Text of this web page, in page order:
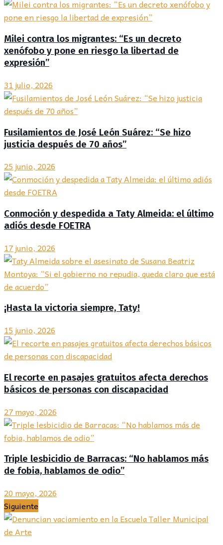
Milei contra los migrantes: “Es un decreto
xenófobo y pone en riesgo la libertad de
expresión”
31 julio, 2026
Fusilamientos de José León Suárez: “Se hizo
justicia después de 70 años”
25 junio, 2026
Conmoción y despedida a Taty Almeida: el último
adiós desde FOETRA
17 junio, 2026
¡Hasta la victoria siempre, Taty!
15 junio, 2026
El recorte en pasajes gratuitos afecta derechos
básicos de personas con discapacidad
27 mayo, 2026
Triple lesbicidio de Barracas: “No hablamos más
de fobia, hablamos de odio”
20 mayo, 2026
Siguiente